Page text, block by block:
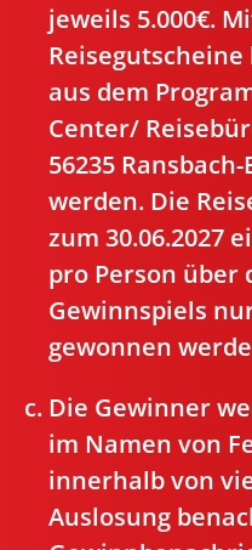
jeweils 5.000€.
aus dem
Center/
56235
werden. Die
zum 30.06.2027
pro Person über
Gewinnspiels
gewonnen
Die Gewinner
im Namen von
innerhalb von
Auslosung